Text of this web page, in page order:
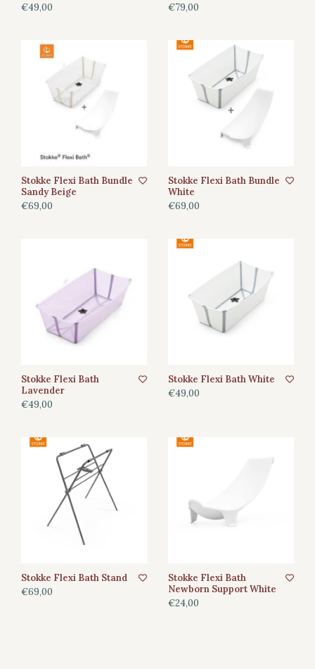
€49,00
€79,00
Stokke Flexi Bath Bundle
Sandy Beige
€69,00
Stokke Flexi Bath Bundle
White
€69,00
Stokke Flexi Bath
Lavender
€49,00
Stokke Flexi Bath White
€49,00
Stokke Flexi Bath Stand
€69,00
Stokke Flexi Bath
Newborn Support White
€24,00